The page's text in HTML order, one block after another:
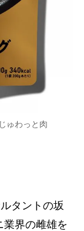
ゅわっと肉
タントの坂
業界の雌雄を